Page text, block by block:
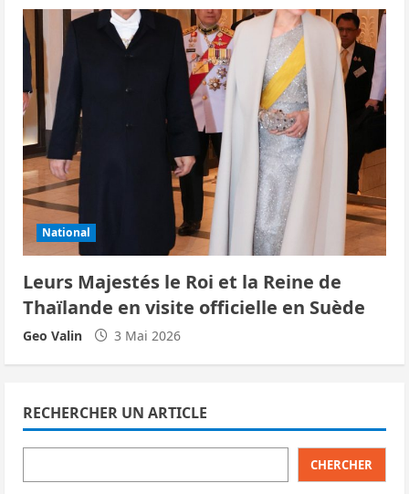
National
Leurs Majestés le Roi et la Reine de
Thaïlande en visite officielle en Suède
Geo Valin 3 Mai 2026
RECHERCHER UN ARTICLE
CHERCHER